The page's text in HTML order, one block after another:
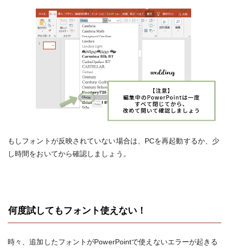
もしフォントが反映されていない場合は、PCを再起動するか、少
し時間をおいてから確認しましょう。
何度試してもフォント使えない！
時々、追加したフォントがPowerPointで使えないエラーが起きる